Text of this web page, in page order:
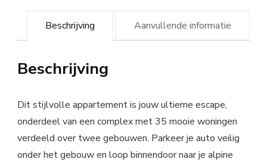
Beschrijving Aanvullende informatie
Beschrijving
Dit stijlvolle appartement is jouw ultieme escape,
onderdeel van een complex met 35 mooie woningen
verdeeld over twee gebouwen. Parkeer je auto veilig
onder het gebouw en loop binnendoor naar je alpine